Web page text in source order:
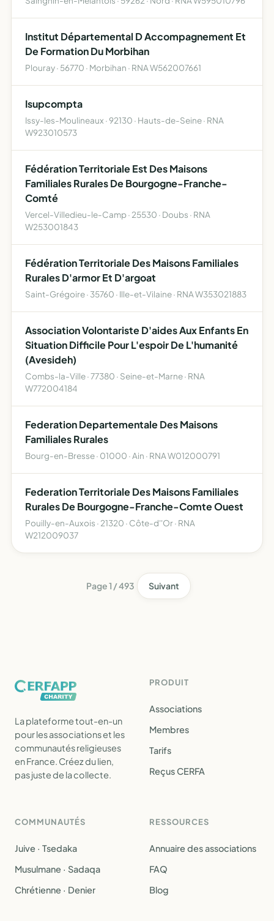
Institut Départemental D Accompagnement Et
De Formation Du Morbihan
Plouray · 56770 · Morbihan · RNA W562007661
Isupcompta
Issy-les-Moulineaux · 92130 · Hauts-de-Seine · RNA
W923010573
Fédération Territoriale Est Des Maisons
Familiales Rurales De Bourgogne-Franche-
Comté
Vercel-Villedieu-le-Camp · 25530 · Doubs · RNA
W253001843
Fédération Territoriale Des Maisons Familiales
Rurales D'armor Et D'argoat
Saint-Grégoire · 35760 · Ille-et-Vilaine · RNA W353021883
Association Volontariste D'aides Aux Enfants En
Situation Difficile Pour L'espoir De L'humanité
(Avesideh)
Combs-la-Ville · 77380 · Seine-et-Marne · RNA
W772004184
Federation Departementale Des Maisons
Familiales Rurales
Bourg-en-Bresse · 01000 · Ain · RNA W012000791
Federation Territoriale Des Maisons Familiales
Rurales De Bourgogne-Franche-Comte Ouest
Pouilly-en-Auxois · 21320 · Côte-d''Or · RNA
W212009037
Page 1 / 493 Suivant
La plateforme tout-en-un
pour les associations et les
communautés religieuses
en France. Créez du lien,
pas juste de la collecte.
PRODUIT
Associations
Membres
Tarifs
Reçus CERFA
COMMUNAUTÉS
Juive · Tsedaka
Musulmane · Sadaqa
Chrétienne · Denier
RESSOURCES
Annuaire des associations
FAQ
Blog